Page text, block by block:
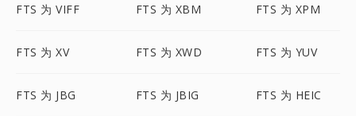
FTS 为 VIFF FTS 为 XBM FTS 为 XPM
FTS 为 XV FTS 为 XWD FTS 为 YUV
FTS 为 JBG FTS 为 JBIG FTS 为 HEIC